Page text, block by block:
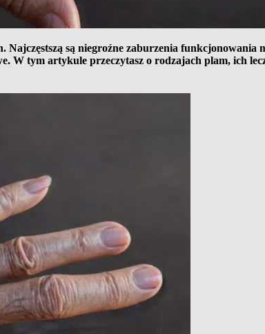
są niegroźne zaburzenia funkcjonowania
W tym artykule przeczytasz o rodzajach plam, ich